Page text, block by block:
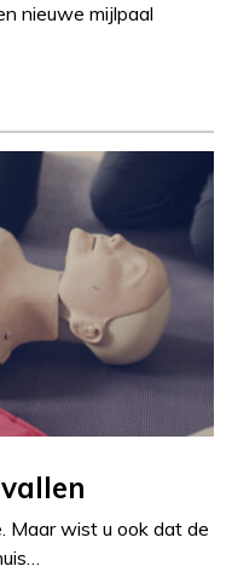
nieuwe mijlpaal
Maar wist u ook dat de